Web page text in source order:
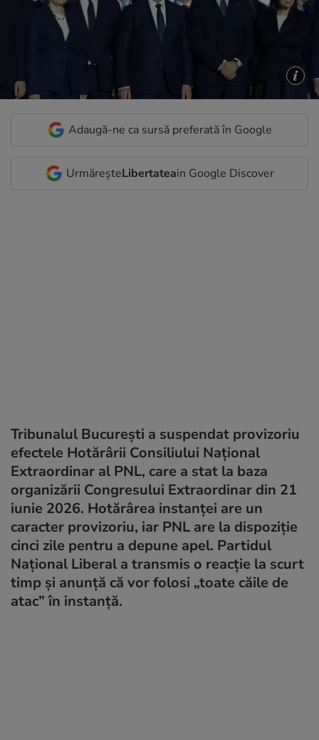
Adaugă-ne ca sursă preferată în Google
UrmăreșteLibertateain Google Discover
Tribunalul București a suspendat provizoriu
efectele Hotărârii Consiliului Național
Extraordinar al PNL, care a stat la baza
organizării Congresului Extraordinar din 21
iunie 2026. Hotărârea instanței are un
caracter provizoriu, iar PNL are la dispoziție
cinci zile pentru a depune apel. Partidul
Național Liberal a transmis o reacție la scurt
timp și anunță că vor folosi „toate căile de
atac” în instanță.